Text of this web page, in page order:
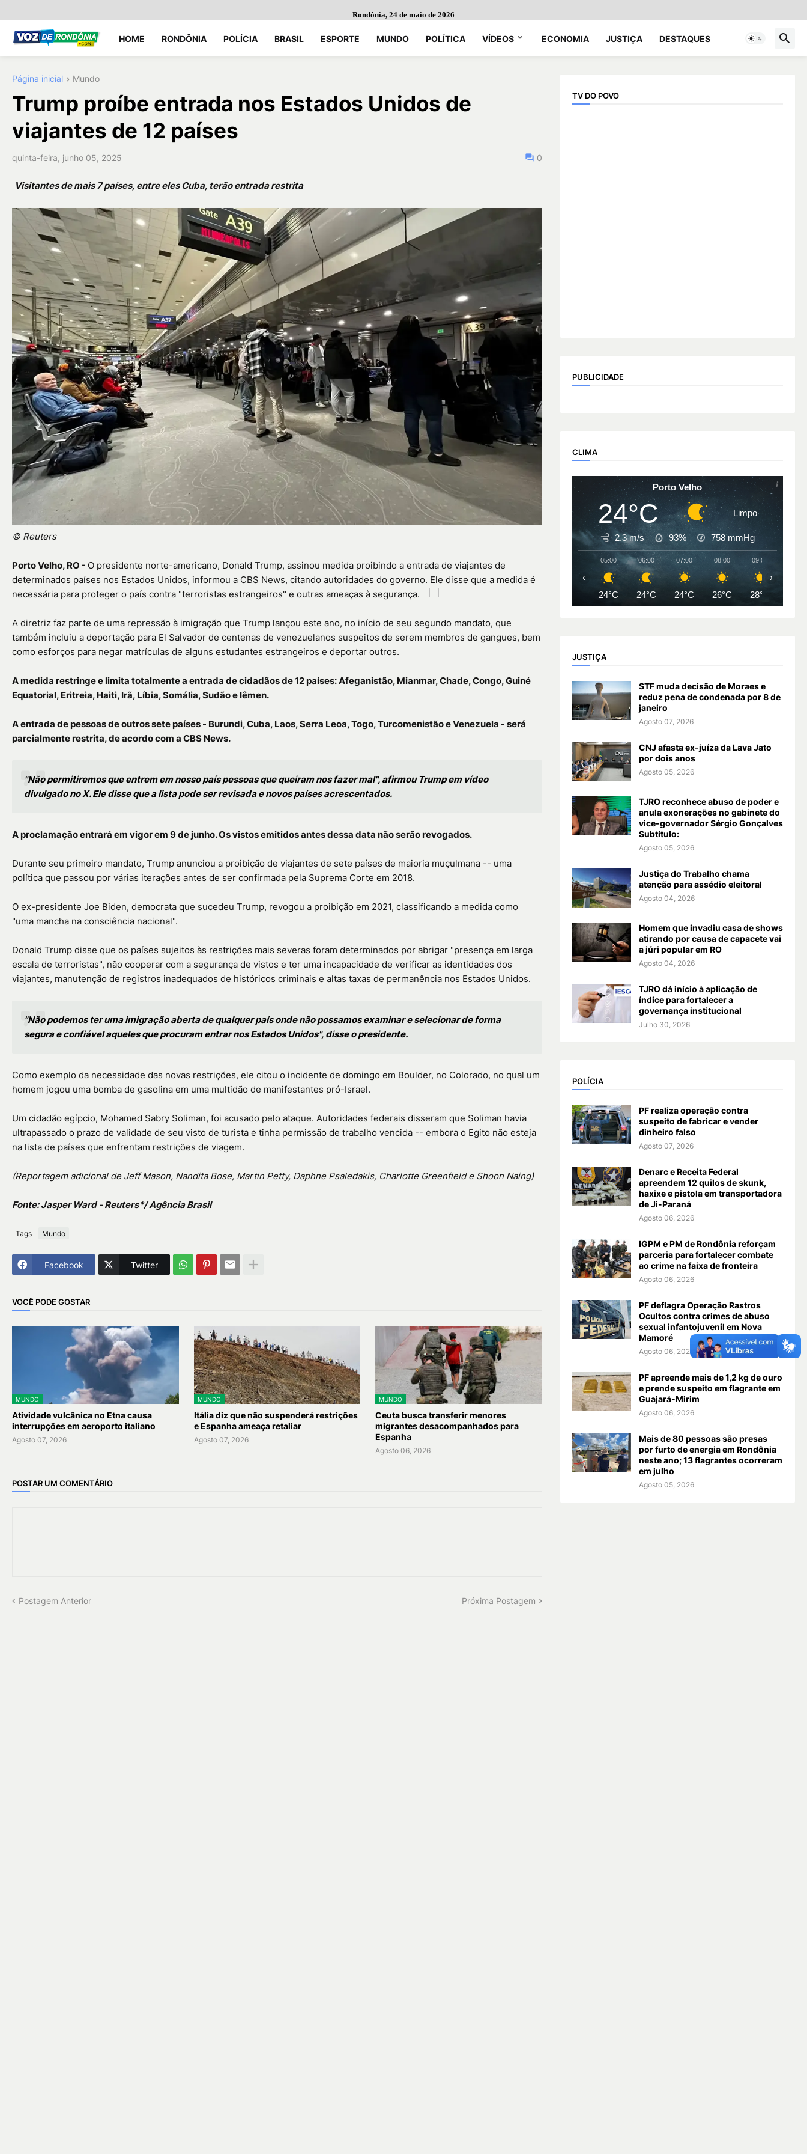
Rondônia, 24 de maio de 2026
HOME RONDÔNIA POLÍCIA BRASIL ESPORTE MUNDO POLÍTICA VÍDEOS ECONOMIA JUSTIÇA DESTAQUES
Página inicial Mundo
Trump proíbe entrada nos Estados Unidos de
viajantes de 12 países
quinta-feira, junho 05, 2025 0
Visitantes de mais 7 países, entre eles Cuba, terão entrada restrita
© Reuters
Porto Velho, RO - O presidente norte-americano, Donald Trump, assinou medida proibindo a entrada de viajantes de
determinados países nos Estados Unidos, informou a CBS News, citando autoridades do governo. Ele disse que a medida é
necessária para proteger o país contra "terroristas estrangeiros" e outras ameaças à segurança.
A diretriz faz parte de uma repressão à imigração que Trump lançou este ano, no início de seu segundo mandato, que
também incluiu a deportação para El Salvador de centenas de venezuelanos suspeitos de serem membros de gangues, bem
como esforços para negar matrículas de alguns estudantes estrangeiros e deportar outros.
A medida restringe e limita totalmente a entrada de cidadãos de 12 países: Afeganistão, Mianmar, Chade, Congo, Guiné
Equatorial, Eritreia, Haiti, Irã, Líbia, Somália, Sudão e Iêmen.
A entrada de pessoas de outros sete países - Burundi, Cuba, Laos, Serra Leoa, Togo, Turcomenistão e Venezuela - será
parcialmente restrita, de acordo com a CBS News.
"Não permitiremos que entrem em nosso país pessoas que queiram nos fazer mal", afirmou Trump em vídeo
divulgado no X. Ele disse que a lista pode ser revisada e novos países acrescentados.
A proclamação entrará em vigor em 9 de junho. Os vistos emitidos antes dessa data não serão revogados.
Durante seu primeiro mandato, Trump anunciou a proibição de viajantes de sete países de maioria muçulmana -- uma
política que passou por várias iterações antes de ser confirmada pela Suprema Corte em 2018.
O ex-presidente Joe Biden, democrata que sucedeu Trump, revogou a proibição em 2021, classificando a medida como
"uma mancha na consciência nacional".
Donald Trump disse que os países sujeitos às restrições mais severas foram determinados por abrigar "presença em larga
escala de terroristas", não cooperar com a segurança de vistos e ter uma incapacidade de verificar as identidades dos
viajantes, manutenção de registros inadequados de históricos criminais e altas taxas de permanência nos Estados Unidos.
"Não podemos ter uma imigração aberta de qualquer país onde não possamos examinar e selecionar de forma
segura e confiável aqueles que procuram entrar nos Estados Unidos", disse o presidente.
Como exemplo da necessidade das novas restrições, ele citou o incidente de domingo em Boulder, no Colorado, no qual um
homem jogou uma bomba de gasolina em uma multidão de manifestantes pró-Israel.
Um cidadão egípcio, Mohamed Sabry Soliman, foi acusado pelo ataque. Autoridades federais disseram que Soliman havia
ultrapassado o prazo de validade de seu visto de turista e tinha permissão de trabalho vencida -- embora o Egito não esteja
na lista de países que enfrentam restrições de viagem.
(Reportagem adicional de Jeff Mason, Nandita Bose, Martin Petty, Daphne Psaledakis, Charlotte Greenfield e Shoon Naing)
Fonte: Jasper Ward - Reuters*/ Agência Brasil
Tags Mundo
Facebook Twitter
VOCÊ PODE GOSTAR
MUNDO
Atividade vulcânica no Etna causa
interrupções em aeroporto italiano
Agosto 07, 2026
MUNDO
Itália diz que não suspenderá restrições
e Espanha ameaça retaliar
Agosto 07, 2026
MUNDO
Ceuta busca transferir menores
migrantes desacompanhados para
Espanha
Agosto 06, 2026
POSTAR UM COMENTÁRIO
Postagem Anterior Próxima Postagem
TV DO POVO
PUBLICIDADE
CLIMA
Porto Velho
24°C Limpo
2.3 m/s 93% 758mmHg
05:00
24°C
06:00
24°C
07:00
24°C
08:00
26°C
09:00
28°C
‹ ›
JUSTIÇA
STF muda decisão de Moraes e
reduz pena de condenada por 8 de
janeiro
Agosto 07, 2026
CNJ afasta ex-juíza da Lava Jato
por dois anos
Agosto 05, 2026
TJRO reconhece abuso de poder e
anula exonerações no gabinete do
vice-governador Sérgio Gonçalves
Subtítulo:
Agosto 05, 2026
Justiça do Trabalho chama
atenção para assédio eleitoral
Agosto 04, 2026
Homem que invadiu casa de shows
atirando por causa de capacete vai
a júri popular em RO
Agosto 04, 2026
TJRO dá início à aplicação de
índice para fortalecer a
governança institucional
Julho 30, 2026
POLÍCIA
PF realiza operação contra
suspeito de fabricar e vender
dinheiro falso
Agosto 07, 2026
Denarc e Receita Federal
apreendem 12 quilos de skunk,
haxixe e pistola em transportadora
de Ji-Paraná
Agosto 06, 2026
IGPM e PM de Rondônia reforçam
parceria para fortalecer combate
ao crime na faixa de fronteira
Agosto 06, 2026
PF deflagra Operação Rastros
Ocultos contra crimes de abuso
sexual infantojuvenil em Nova
Mamoré
Agosto 06, 2026
PF apreende mais de 1,2 kg de ouro
e prende suspeito em flagrante em
Guajará-Mirim
Agosto 06, 2026
Mais de 80 pessoas são presas
por furto de energia em Rondônia
neste ano; 13 flagrantes ocorreram
em julho
Agosto 05, 2026